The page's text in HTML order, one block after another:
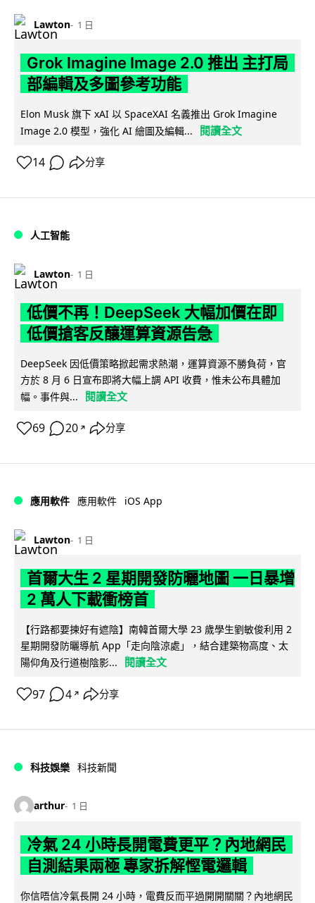
Lawton 1 日
Grok Imagine Image 2.0 推出 主打局
部編輯及多圖參考功能
Elon Musk 旗下 xAI 以 SpaceXAI 名義推出 Grok Imagine
Image 2.0 模型，強化 AI 繪圖及編輯...
閱讀全文
14 分享
人工智能
Lawton 1 日
低價不再！DeepSeek 大幅加價在即
低價搶客反釀運算資源告急
DeepSeek 因低價策略掀起需求熱潮，運算資源不勝負荷，官
方於 8 月 6 日宣布即將大幅上調 API 收費，惟未公布具體加
幅。事件與...
閱讀全文
69 20 ↗ 分享
應用軟件 應用軟件 iOS App
Lawton 1 日
首爾大生 2 星期開發防曬地圖 一日暴增
2 萬人下載衝榜首
【行路都要揀好有遮陰】南韓首爾大學 23 歲學生劉敏俊利用 2
星期開發防曬導航 App「走向陰涼處」，結合建築物高度、太
陽仰角及行道樹陰影...
閱讀全文
97 4 ↗ 分享
科技娛樂 科技新聞
arthur 1 日
冷氣 24 小時長開電費更平？內地網民
自測結果兩極 專家拆解慳電邏輯
你信唔信冷氣長開 24 小時，電費反而平過開開關關？內地網民